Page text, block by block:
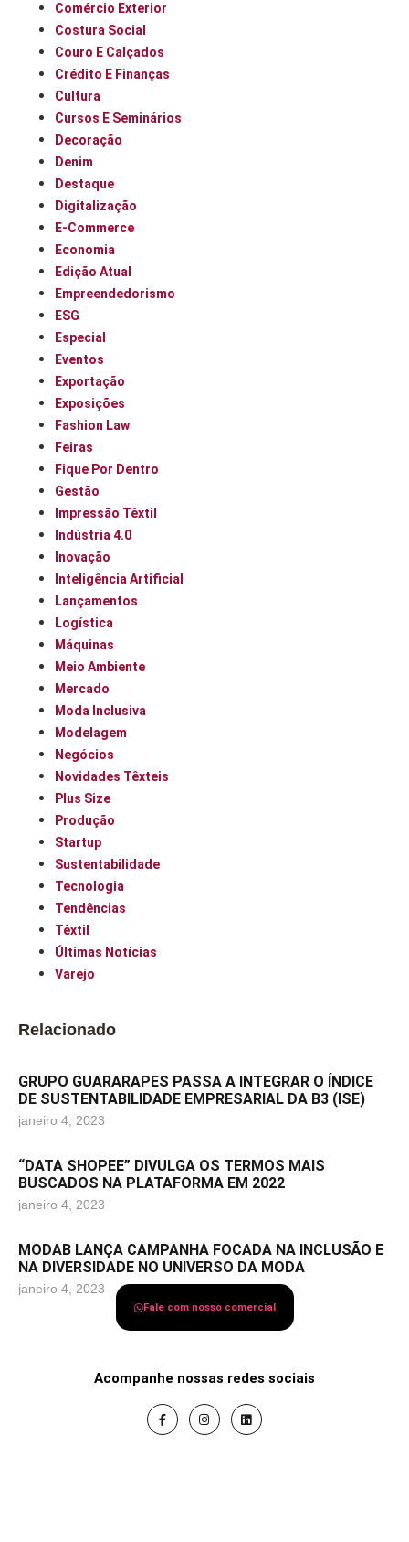
Comércio Exterior
Costura Social
Couro E Calçados
Crédito E Finanças
Cultura
Cursos E Seminários
Decoração
Denim
Destaque
Digitalização
E-Commerce
Economia
Edição Atual
Empreendedorismo
ESG
Especial
Eventos
Exportação
Exposições
Fashion Law
Feiras
Fique Por Dentro
Gestão
Impressão Têxtil
Indústria 4.0
Inovação
Inteligência Artificial
Lançamentos
Logística
Máquinas
Meio Ambiente
Mercado
Moda Inclusiva
Modelagem
Negócios
Novidades Têxteis
Plus Size
Produção
Startup
Sustentabilidade
Tecnologia
Tendências
Têxtil
Últimas Notícias
Varejo
Relacionado
GRUPO GUARARAPES PASSA A INTEGRAR O ÍNDICE
DE SUSTENTABILIDADE EMPRESARIAL DA B3 (ISE)
janeiro 4, 2023
“DATA SHOPEE” DIVULGA OS TERMOS MAIS
BUSCADOS NA PLATAFORMA EM 2022
janeiro 4, 2023
MODAB LANÇA CAMPANHA FOCADA NA INCLUSÃO E
NA DIVERSIDADE NO UNIVERSO DA MODA
janeiro 4, 2023
Fale com nosso comercial
Acompanhe nossas redes sociais